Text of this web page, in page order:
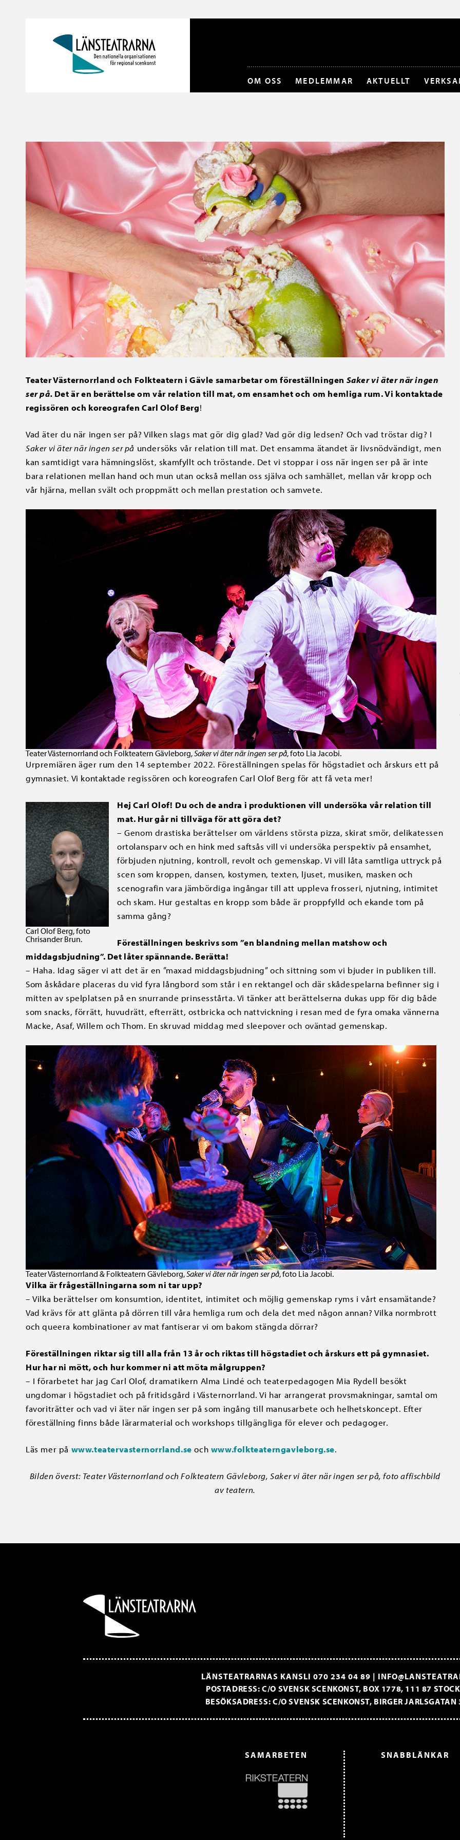
OM OSS MEDLEMMAR AKTUELLT
Teater Västernorrland och Folkteatern i Gävle samarbetar om föreställningen Saker vi äter när ingen
ser på. Det är en berättelse om vår relation till mat, om ensamhet och om hemliga rum. Vi kontaktade
regissören och koreografen Carl Olof Berg!
Vad äter du när ingen ser på? Vilken slags mat gör dig glad? Vad gör dig ledsen? Och vad tröstar dig? I
Saker vi äter när ingen ser på undersöks vår relation till mat. Det ensamma ätandet är livsnödvändigt, men
kan samtidigt vara hämningslöst, skamfyllt och tröstande. Det vi stoppar i oss när ingen ser på är inte
bara relationen mellan hand och mun utan också mellan oss själva och samhället, mellan vår kropp och
vår hjärna, mellan svält och proppmätt och mellan prestation och samvete.
Teater Västernorrland och Folkteatern Gävleborg,Saker vi äter när ingen ser på, foto Lia Jacobi.
Urpremiären äger rum den 14 september 2022. Föreställningen spelas för högstadiet och årskurs ett på
gymnasiet. Vi kontaktade regissören och koreografen Carl Olof Berg för att få veta mer!
Carl Olof Berg, foto
Chrisander Brun.
Hej Carl Olof! Du och de andra i produktionen vill undersöka vår relation till
mat. Hur går ni tillväga för att göra det?
– Genom drastiska berättelser om världens största pizza, skirat smör, delikatessen
ortolansparv och en hink med saftsås vill vi undersöka perspektiv på ensamhet,
förbjuden njutning, kontroll, revolt och gemenskap. Vi vill låta samtliga uttryck på
scen som kroppen, dansen, kostymen, texten, ljuset, musiken, masken och
scenografin vara jämbördiga ingångar till att uppleva frosseri, njutning, intimitet
och skam. Hur gestaltas en kropp som både är proppfylld och ekande tom på
samma gång?
Föreställningen beskrivs som ”en blandning mellan matshow och
middagsbjudning”. Det låter spännande. Berätta!
– Haha. Idag säger vi att det är en ”maxad middagsbjudning” och sittning som vi bjuder in publiken till.
Som åskådare placeras du vid fyra långbord som står i en rektangel och där skådespelarna befinner sig i
mitten av spelplatsen på en snurrande prinsesstårta. Vi tänker att berättelserna dukas upp för dig både
som snacks, förrätt, huvudrätt, efterrätt, ostbricka och nattvickning i resan med de fyra omaka vännerna
Macke, Asaf, Willem och Thom. En skruvad middag med sleepover och oväntad gemenskap.
Teater Västernorrland & Folkteatern Gävleborg,Saker vi äter när ingen ser på, foto Lia Jacobi.
Vilka är frågeställningarna som ni tar upp?
– Vilka berättelser om konsumtion, identitet, intimitet och möjlig gemenskap ryms i vårt ensamätande?
Vad krävs för att glänta på dörren till våra hemliga rum och dela det med någon annan? Vilka normbrott
och queera kombinationer av mat fantiserar vi om bakom stängda dörrar?
Föreställningen riktar sig till alla från 13 år och riktas till högstadiet och årskurs ett på gymnasiet.
Hur har ni mött, och hur kommer ni att möta målgruppen?
– I förarbetet har jag Carl Olof, dramatikern Alma Lindé och teaterpedagogen Mia Rydell besökt
ungdomar i högstadiet och på fritidsgård i Västernorrland. Vi har arrangerat provsmakningar, samtal om
favoriträtter och vad vi äter när ingen ser på som ingång till manusarbete och helhetskoncept. Efter
föreställning finns både lärarmaterial och workshops tillgängliga för elever och pedagoger.
Läs mer på www.teatervasternorrland.se och www.folkteaterngavleborg.se.
Bilden överst: Teater Västernorrland och Folkteatern Gävleborg, Saker vi äter när ingen ser på, foto affischbild
av teatern.
LÄNSTEATRARNAS KANSLI 070 234 04 89 |
POSTADRESS: C/O SVENSK SCENKONST, BOX 1778, 111 87
BESÖKSADRESS: C/O SVENSK SCENKONST, BIRGER JARLSGATAN
SAMARBETEN SNABBLÄNKAR